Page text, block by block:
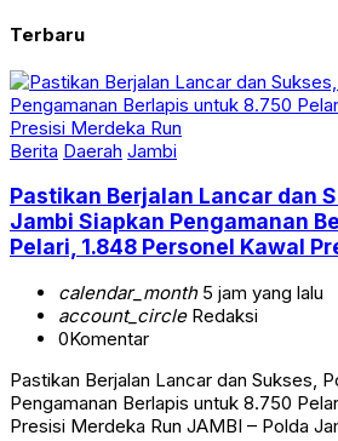
Terbaru
Berita Daerah Jambi
Pastikan Berjalan Lancar dan
Jambi Siapkan Pengamanan
Pelari, 1.848 Personel Kawal
calendar_month5 jam yang lalu
account_circleRedaksi
0Komentar
Pastikan Berjalan Lancar dan Sukses,
Pengamanan Berlapis untuk 8.750
Presisi Merdeka Run JAMBI – Polda